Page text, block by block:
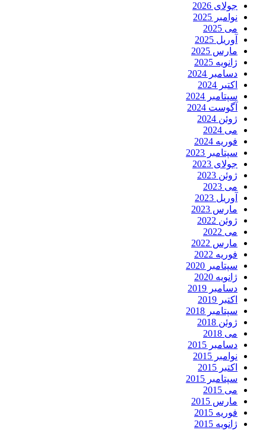
جولای 2026
نوامبر 2025
می 2025
آوریل 2025
مارس 2025
ژانویه 2025
دسامبر 2024
اکتبر 2024
سپتامبر 2024
آگوست 2024
ژوئن 2024
می 2024
فوریه 2024
سپتامبر 2023
جولای 2023
ژوئن 2023
می 2023
آوریل 2023
مارس 2023
ژوئن 2022
می 2022
مارس 2022
فوریه 2022
سپتامبر 2020
ژانویه 2020
دسامبر 2019
اکتبر 2019
سپتامبر 2018
ژوئن 2018
می 2018
دسامبر 2015
نوامبر 2015
اکتبر 2015
سپتامبر 2015
می 2015
مارس 2015
فوریه 2015
ژانویه 2015